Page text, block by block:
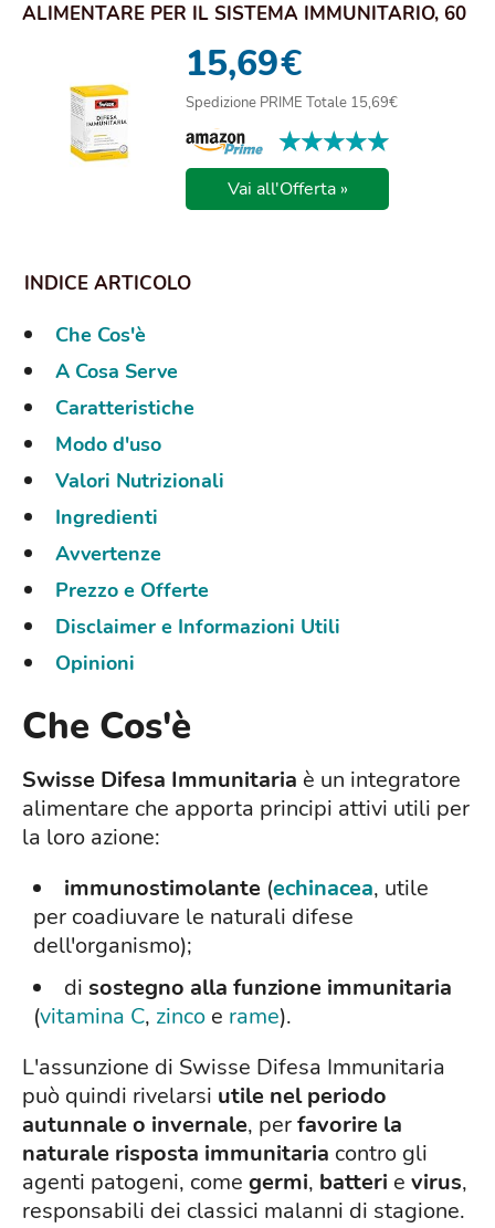
ALIMENTARE PER IL SISTEMA IMMUNITARIO, 60
15,69€
Spedizione PRIME Totale 15,69€
★★★★★
★★★★★
Vai all'Offerta »
Che Cos'è
A Cosa Serve
Caratteristiche
Modo d'uso
Valori Nutrizionali
Ingredienti
Avvertenze
Prezzo e Offerte
Disclaimer e Informazioni Utili
Opinioni
Che Cos'è
Swisse Difesa Immunitaria è un integratore
alimentare che apporta principi attivi utili per
la loro azione:
immunostimolante (echinacea, utile
per coadiuvare le naturali difese
dell'organismo);
di sostegno alla funzione immunitaria
(vitamina C, zinco e rame).
L'assunzione di Swisse Difesa Immunitaria
può quindi rivelarsi utile nel periodo
autunnale o invernale, perfavorire la
naturale risposta immunitaria contro gli
agenti patogeni, come germi, batteri e virus,
responsabili dei classici malanni di stagione.